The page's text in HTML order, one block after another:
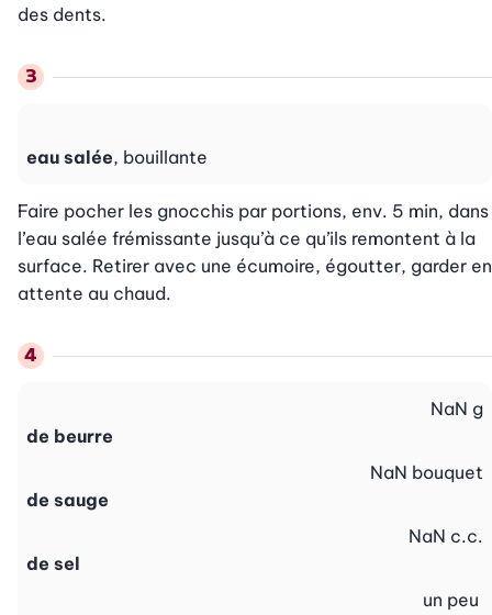
des dents.
eau salée, bouillante
Faire pocher les gnocchis par portions, env. 5 min, dans
l’eau salée frémissante jusqu’à ce qu’ils remontent à la
surface. Retirer avec une écumoire, égoutter, garder en
attente au chaud.
de beurre
NaN g
de sauge
NaN bouquet
de sel
NaN c.c.
un peu